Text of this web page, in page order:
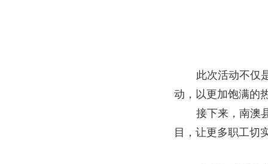
此次活动不仅
动，以更加饱满的
接下来，南澳
目，让更多职工切